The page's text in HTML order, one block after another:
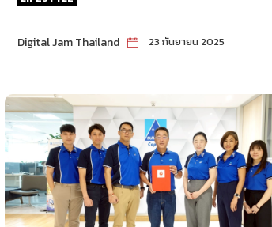
Digital Jam Thailand 23 กันยายน 2025